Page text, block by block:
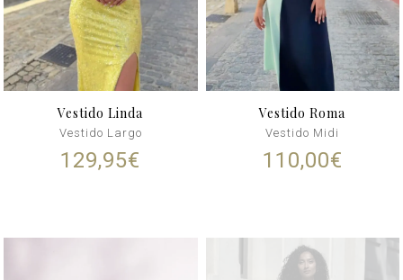
Vestido Linda
Vestido Largo
129,95€
Vestido Roma
Vestido Midi
110,00€